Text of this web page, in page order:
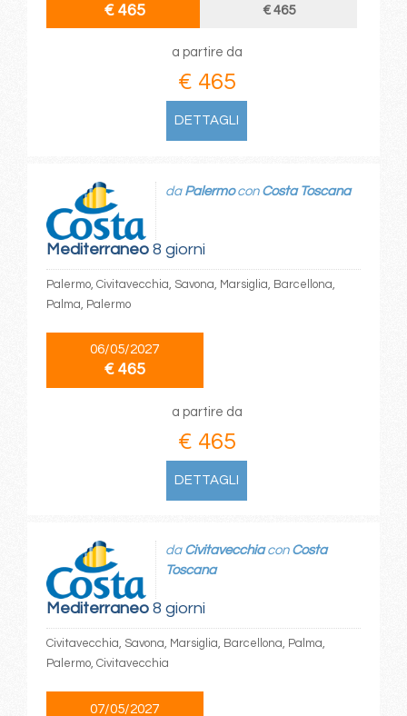
€ 465
€ 465
a partire da
€ 465
DETTAGLI
Mediterraneo8 giorni
da Palermocon Costa Toscana
Palermo, Civitavecchia, Savona, Marsiglia, Barcellona,
Palma, Palermo
06/05/2027
€ 465
a partire da
€ 465
DETTAGLI
Mediterraneo8 giorni
da Civitavecchiacon Costa
Toscana
Civitavecchia, Savona, Marsiglia, Barcellona, Palma,
Palermo, Civitavecchia
07/05/2027